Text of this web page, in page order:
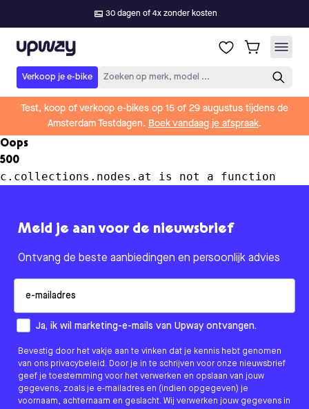
30 dagen of 4x zonder kosten
Upway
Verkoop je e-bike Zoeken op merk, model ...
Test, koop of verkoop e-bikes op 15 of 29 augustus tijdens de
Amsterdam Testdagen. Boek vandaag je afspraak.
Oops
500
c.collections.nodes.at is not a function
Meld je aan voor de nieuwsbrief
Ontvang de beste aanbiedingen en persoonlijk advies
How would you like to hear from us?
Ja, ik wil marketing-e-mails van Upway ontvangen.
Bevestig door het vakje aan te vinken dat je kennis hebt genomen
van ons privacybeleid. Door je in te schrijven voor onze nieuwsbrief
geef je toestemming voor het verwerken en opslaan van jouw
gegevens, zoals je e-mailadres en (indien opgegeven) je
voornaam, achternaam en geslacht. Wij verwerken jouw gegevens in